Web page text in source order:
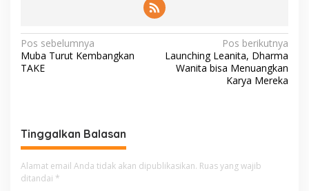
N
a
g
a
s
i
Pos sebelumnya
Muba Turut Kembangkan
TAKE
Pos berikutnya
Launching Leanita, Dharma
Wanita bisa Menuangkan
Karya Mereka
Tinggalkan Balasan
Alamat email Anda tidak akan dipublikasikan. Ruas yang wajib
ditandai *